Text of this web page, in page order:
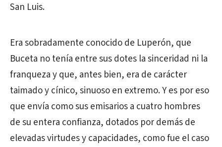
San Luis.
Era sobradamente conocido de Luperón, que
Buceta no tenía entre sus dotes la sinceridad ni la
franqueza y que, antes bien, era de carácter
taimado y cínico, sinuoso en extremo. Y es por eso
que envía como sus emisarios a cuatro hombres
de su entera confianza, dotados por demás de
elevadas virtudes y capacidades, como fue el caso